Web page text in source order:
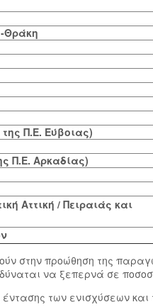
Θράκη
Π.Ε. Εύβοιας)
Π.Ε. Αρκαδίας)
Αττική / Πειραιάς και
στην προώθηση της
να ξεπερνά σε
έντασης των ενισχύσεων